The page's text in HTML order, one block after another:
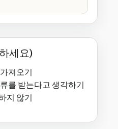
세요)
져오기
를 받는다고 생각하기
지 않기